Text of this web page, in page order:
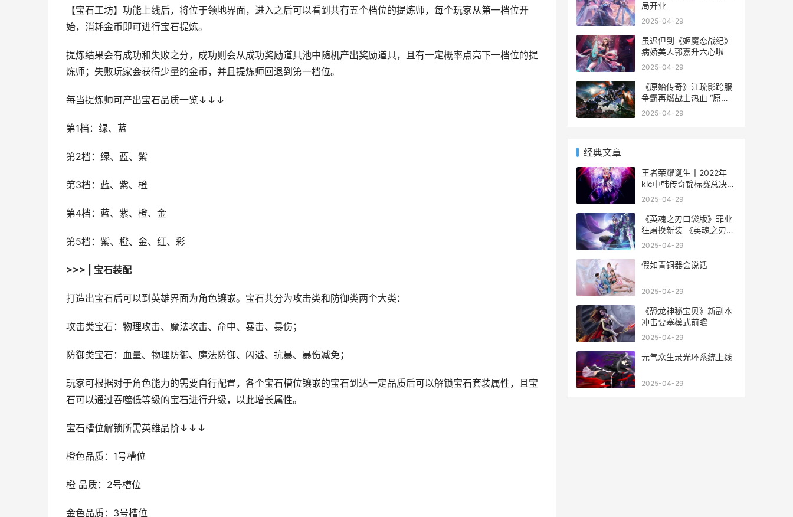
【宝石工坊】功能上线后，将位于领地界面，进入之后可以看到共有五个档位的提炼师，每个玩家从第一档位开
始，消耗金币即可进行宝石提炼。
提炼结果会有成功和失败之分，成功则会从成功奖励道具池中随机产出奖励道具，且有一定概率点亮下一档位的提
炼师；失败玩家会获得少量的金币，并且提炼师回退到第一档位。
每当提炼师可产出宝石品质一览↓↓↓
第1档：绿、蓝
第2档：绿、蓝、紫
第3档：蓝、紫、橙
第4档：蓝、紫、橙、金
第5档：紫、橙、金、红、彩
>>> | 宝石装配
打造出宝石后可以到英雄界面为角色镶嵌。宝石共分为攻击类和防御类两个大类：
攻击类宝石：物理攻击、魔法攻击、命中、暴击、暴伤；
防御类宝石：血量、物理防御、魔法防御、闪避、抗暴、暴伤减免；
玩家可根据对于角色能力的需要自行配置，各个宝石槽位镶嵌的宝石到达一定品质后可以解锁宝石套装属性，且宝
石可以通过吞噬低等级的宝石进行升级，以此增长属性。
宝石槽位解锁所需英雄品阶↓↓↓
橙色品质：1号槽位
橙 品质：2号槽位
金色品质：3号槽位
局开业
2025-04-29
虽迟但到《姬魔恋战纪》
病娇美人郭嘉升六心啦
2025-04-29
《原始传奇》江疏影跨服
争霸再燃战士热血 “原始
传奇”
2025-04-29
经典文章
王者荣耀诞生丨2022年
klc中韩传奇锦标赛总决赛
战报出炉
2025-04-29
《英魂之刃口袋版》罪业
狂屠换新装 《英魂之刃口
袋版》关羽头像
2025-04-29
假如青铜器会说话
2025-04-29
《恐龙神秘宝贝》新副本
冲击要塞模式前瞻
2025-04-29
元气众生录光环系统上线
2025-04-29